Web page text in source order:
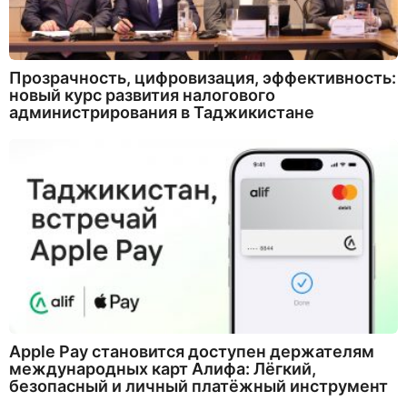
Прозрачность, цифровизация, эффективность:
новый курс развития налогового
администрирования в Таджикистане
Apple Pay становится доступен держателям
международных карт Алифа: Лёгкий,
безопасный и личный платёжный инструмент